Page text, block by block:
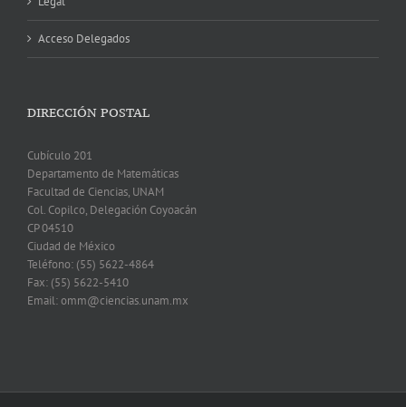
Acceso Delegados
DIRECCIÓN POSTAL
Cubículo 201
Departamento de Matemáticas
Facultad de Ciencias, UNAM
Col. Copilco, Delegación Coyoacán
CP 04510
Ciudad de México
Teléfono: (55) 5622-4864
Fax: (55) 5622-5410
Email: omm@ciencias.unam.mx